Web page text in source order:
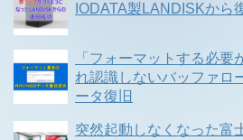
IODATA製LANDISKから
「フォーマットする必要
れ認識しないバッファロ
ータ復旧
突然起動しなくなった富